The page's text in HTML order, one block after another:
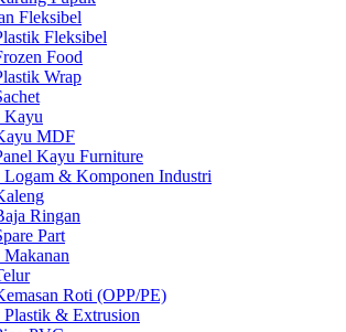
Fleksibel
Fleksibel
Food
Wrap
Kayu
MDF
Kayu Furniture
Logam & Komponen Industri
Ringan
Part
Roti (OPP/PE)
Plastik & Extrusion